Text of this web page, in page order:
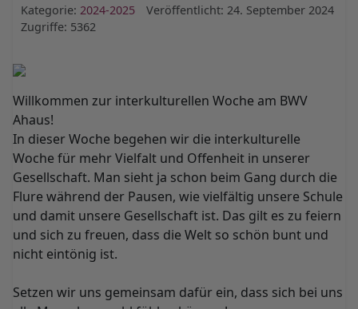
Kategorie:2024-2025
Veröffentlicht: 24. September 2024
Zugriffe: 5362
Willkommen zur interkulturellen Woche am BWV
Ahaus!
In dieser Woche begehen wir die interkulturelle
Woche für mehr Vielfalt und Offenheit in unserer
Gesellschaft. Man sieht ja schon beim Gang durch die
Flure während der Pausen, wie vielfältig unsere Schule
und damit unsere Gesellschaft ist. Das gilt es zu feiern
und sich zu freuen, dass die Welt so schön bunt und
nicht eintönig ist.
Setzen wir uns gemeinsam dafür ein, dass sich bei uns